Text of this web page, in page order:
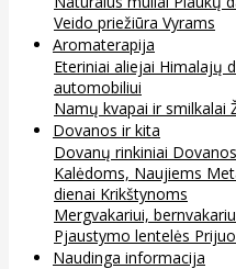
Veido priežiūra Vyrams
Aromaterapija
Eteriniai aliejai Himalajų
automobiliui
Namų kvapai ir smilkalai
Dovanos ir kita
Dovanų rinkiniai Dovanos
Kalėdoms, Naujiems
dienai Krikštynoms
Mergvakariui,
Pjaustymo lentelės
Naudinga informacija